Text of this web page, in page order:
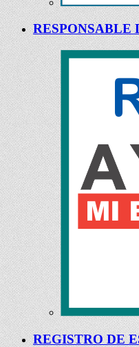
RESPONSABLE
REGISTRO DE